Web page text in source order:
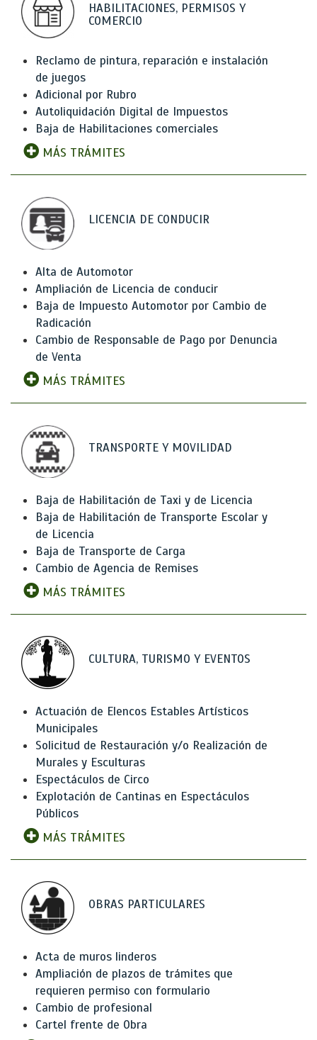
HABILITACIONES, PERMISOS Y
COMERCIO
Reclamo de pintura, reparación e instalación
de juegos
Adicional por Rubro
Autoliquidación Digital de Impuestos
Baja de Habilitaciones comerciales
MÁS TRÁMITES
LICENCIA DE CONDUCIR
Alta de Automotor
Ampliación de Licencia de conducir
Baja de Impuesto Automotor por Cambio de
Radicación
Cambio de Responsable de Pago por Denuncia
de Venta
MÁS TRÁMITES
TRANSPORTE Y MOVILIDAD
Baja de Habilitación de Taxi y de Licencia
Baja de Habilitación de Transporte Escolar y
de Licencia
Baja de Transporte de Carga
Cambio de Agencia de Remises
MÁS TRÁMITES
CULTURA, TURISMO Y EVENTOS
Actuación de Elencos Estables Artísticos
Municipales
Solicitud de Restauración y/o Realización de
Murales y Esculturas
Espectáculos de Circo
Explotación de Cantinas en Espectáculos
Públicos
MÁS TRÁMITES
OBRAS PARTICULARES
Acta de muros linderos
Ampliación de plazos de trámites que
requieren permiso con formulario
Cambio de profesional
Cartel frente de Obra